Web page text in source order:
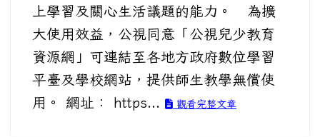
上學習及關心生活議題的能力。 為擴
大使用效益，公視同意「公視兒少教育
資源網」可連結至各地方政府數位學習
平臺及學校網站，提供師生教學無償使
用。 網址： https...
觀看完整文章